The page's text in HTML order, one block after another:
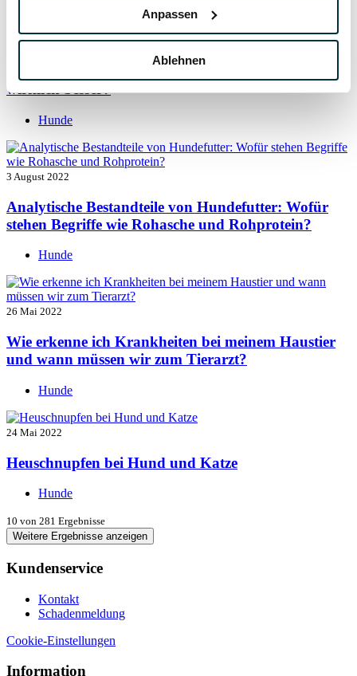
Anpassen
Ablehnen
5 August 2022
wirklich besser?
Hunde
3 August 2022
Analytische Bestandteile von Hundefutter: Wofür
stehen Begriffe wie Rohasche und Rohprotein?
Hunde
26 Mai 2022
Wie erkenne ich Krankheiten bei meinem Haustier
und wann müssen wir zum Tierarzt?
Hunde
24 Mai 2022
Heuschnupfen bei Hund und Katze
Hunde
10 von 281 Ergebnisse
Weitere Ergebnisse anzeigen
Kundenservice
Kontakt
Schadenmeldung
Cookie-Einstellungen
Information